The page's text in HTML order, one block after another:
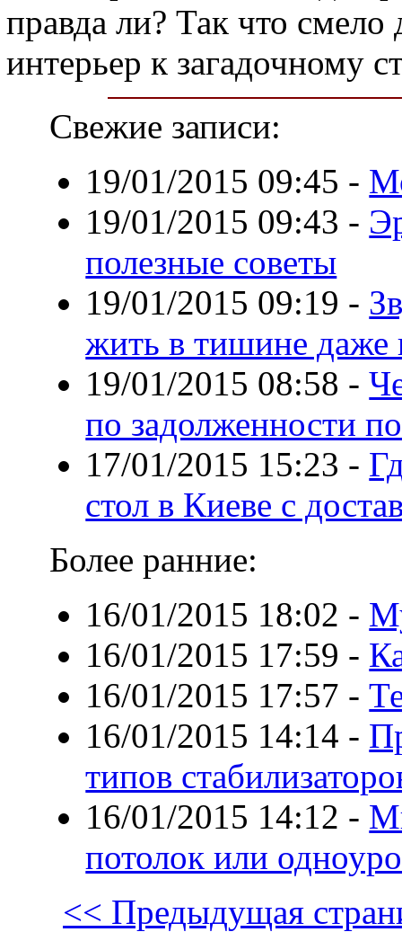
правда ли? Так что
интерьер к загадочному
Свежие записи:
19/01/2015 09:45 -
19/01/2015 09:43 -
полезные советы
19/01/2015 09:19 -
жить в тишине
19/01/2015 08:58 -
по задолженности
17/01/2015 15:23 -
стол в Киеве с
Более ранние:
16/01/2015 18:02 -
16/01/2015 17:59 -
16/01/2015 17:57 -
16/01/2015 14:14 -
типов
16/01/2015 14:12 -
потолок или
<< Предыдущая